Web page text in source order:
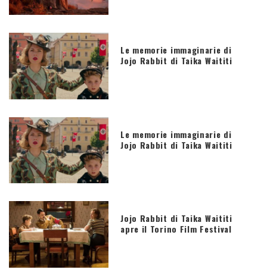
Le memorie immaginarie di
Jojo Rabbit di Taika Waititi
Le memorie immaginarie di
Jojo Rabbit di Taika Waititi
Jojo Rabbit di Taika Waititi
apre il Torino Film Festival